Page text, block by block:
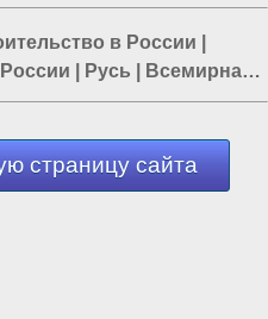
в России
Русь
Всемирная
страницу сайта